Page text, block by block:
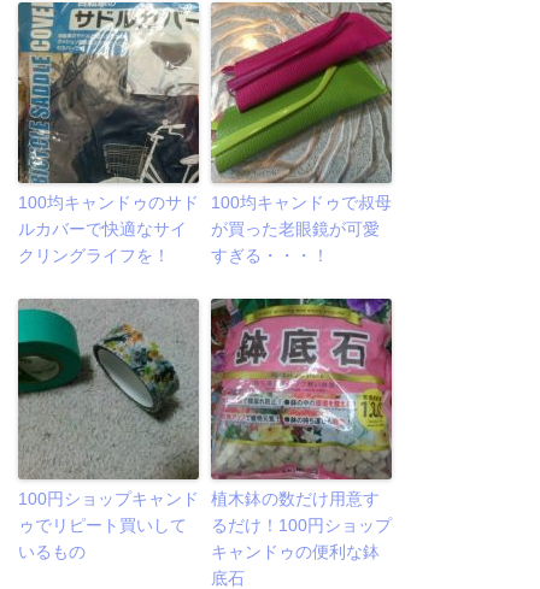
100均キャンドゥのサド
ルカバーで快適なサイ
クリングライフを！
100均キャンドゥで叔母
が買った老眼鏡が可愛
すぎる・・・！
100円ショップキャンド
ゥでリピート買いして
いるもの
植木鉢の数だけ用意す
るだけ！100円ショップ
キャンドゥの便利な鉢
底石